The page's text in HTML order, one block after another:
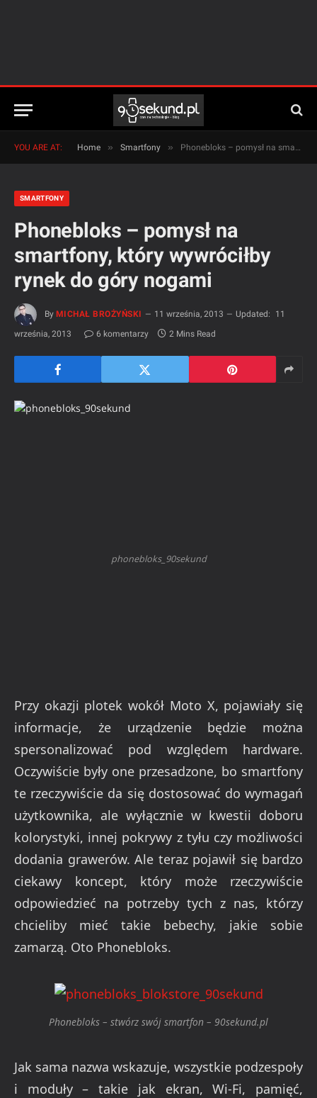
YOU ARE AT: Home » Smartfony » Phonebloks – pomysł na smartfony, który wywróciłby rynek do góry nogami
SMARTFONY
Phonebloks – pomysł na
smartfony, który wywróciłby
rynek do góry nogami
By MICHAŁ BROŻYŃSKI 11 września, 2013 Updated:
11
września, 2013
6 komentarzy 2 Mins Read
phonebloks_90sekund
Przy okazji plotek wokół Moto X, pojawiały się
informacje, że urządzenie będzie można
spersonalizować pod względem hardware.
Oczywiście były one przesadzone, bo smartfony
te rzeczywiście da się dostosować do wymagań
użytkownika, ale wyłącznie w kwestii doboru
kolorystyki, innej pokrywy z tyłu czy możliwości
dodania grawerów. Ale teraz pojawił się bardzo
ciekawy koncept, który może rzeczywiście
odpowiedzieć na potrzeby tych z nas, którzy
chcieliby mieć takie bebechy, jakie sobie
zamarzą. Oto Phonebloks.
Phonebloks – stwórz swój smartfon – 90sekund.pl
Jak sama nazwa wskazuje, wszystkie podzespoły
i moduły – takie jak ekran, Wi-Fi, pamięć,